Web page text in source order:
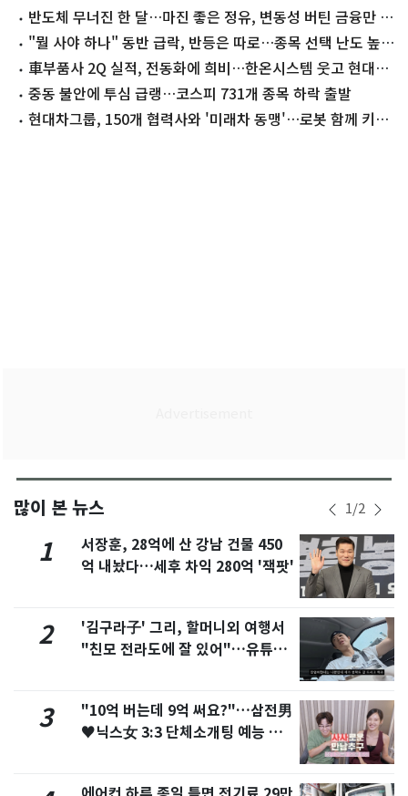
반도체 무너진 한 달…마진 좋은 정유, 변동성 버틴 금융만 살
았다"뭘 사야 하나" 동반 급락, 반등은 따로…종목 선택 난도 높아
졌다車부품사 2Q 실적, 전동화에 희비…한온시스템 웃고 현대위
아 울고
중동 불안에 투심 급랭…코스피 731개 종목 하락 출발
현대차그룹, 150개 협력사와 '미래차 동맹'…로봇 함께 키운
많이 본 뉴스 1/2
1
서장훈, 28억에 산 강남 건물 450
억 내놨다…세후 차익 280억 '잭팟'
2
'김구라子' 그리, 할머니외 여행서
"친모 전라도에 잘 있어"…유튜브
3
"10억 버는데 9억 써요?"…삼전男
♥닉스女 3:3 단체소개팅 예능 화